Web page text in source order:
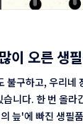
이 오른 생
불구하고, 우리네
니다. 한 번 올라
늪'에 빠진 생필